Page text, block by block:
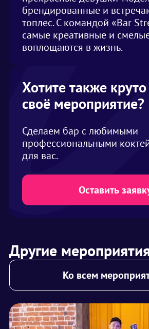
брендированные и
топлес. С командой «Bar
самые креативные и
воплощаются в жизнь.
Хотите также
своё мероприятие?
Сделаем бар с любимыми
профессиональными
для вас.
Оставить
Другие
Ко всем